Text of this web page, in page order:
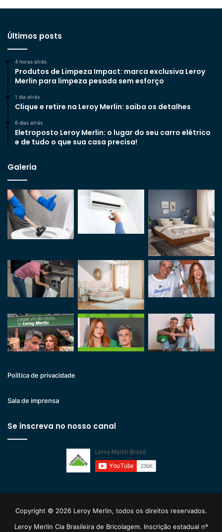
Últimos posts
4 horas atrás
Produtos de Limpeza Impact: marca exclusiva Leroy
Merlin para limpeza pesada sem esforço
1 dia atrás
Clique e retire na Leroy Merlin: saiba os detalhes
6 dias atrás
Eletroposto Leroy Merlin: o lugar do seu carro elétrico
e de tudo o que sua casa precisa!
Galeria
Politica de privacidade
Sala de imprensa
Se inscreva no nosso canal
Copyright © 2026 Leroy Merlin, todos os direitos reservados.
Leroy Merlin Cia Brasileira de Bricolagem. Inscrição estadual nº